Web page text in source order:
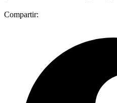
Compartir: